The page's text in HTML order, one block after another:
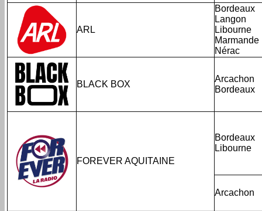
ARL
Bordeaux
Langon
Libourne
Marmande
Nérac
BLACK BOX
Arcachon
Bordeaux
FOREVER AQUITAINE
Bordeaux
Libourne
Arcachon